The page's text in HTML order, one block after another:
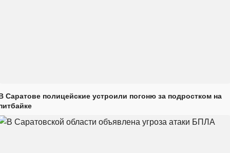
Саратове полицейские устроили погоню за подростком на